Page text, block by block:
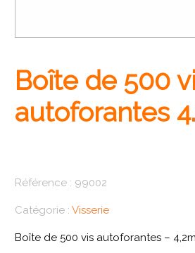
Boîte de 500
autoforantes
Référence : 99002
Catégorie :Visserie
Boîte de 500 vis autoforantes –